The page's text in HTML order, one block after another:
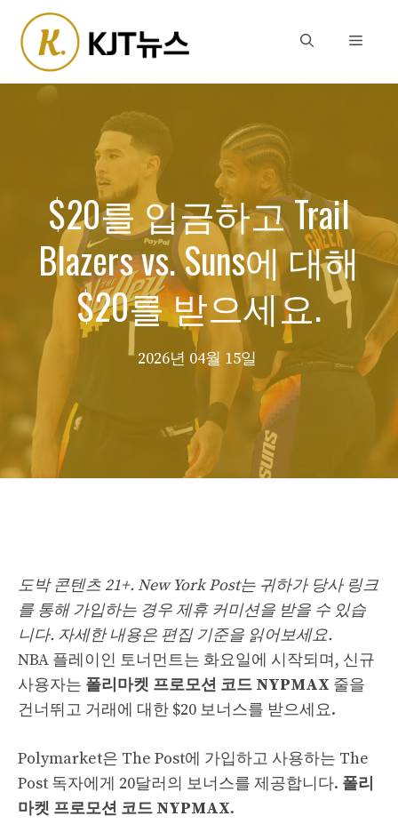
content
Menu
$20를 입금하고 Trail
Blazers vs. Suns에 대해
$20를 받으세요.
2026년 04월 15일
도박 콘텐츠 21+. New York Post는 귀하가 당사 링크
를 통해 가입하는 경우 제휴 커미션을 받을 수 있습
니다. 자세한 내용은 편집 기준을 읽어보세요.
NBA 플레이인 토너먼트는 화요일에 시작되며, 신규
사용자는 폴리마켓 프로모션 코드 NYPMAX 줄을
건너뛰고 거래에 대한 $20 보너스를 받으세요.
Polymarket은 The Post에 가입하고 사용하는 The
Post 독자에게 20달러의 보너스를 제공합니다. 폴리
마켓 프로모션 코드 NYPMAX.